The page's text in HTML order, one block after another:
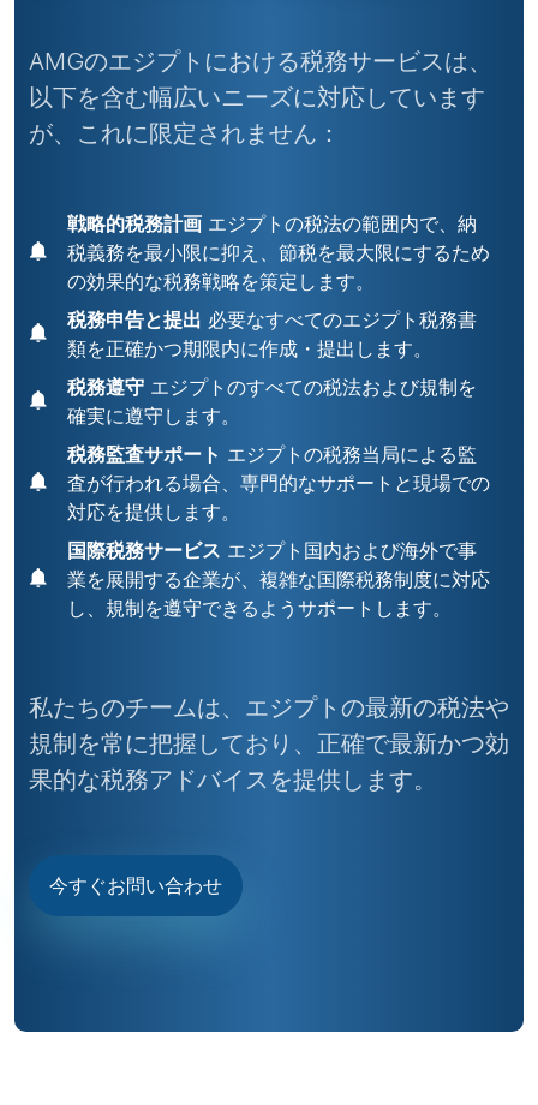
AMGのエジプトにおける税務サービスは、
以下を含む幅広いニーズに対応しています
が、これに限定されません：
戦略的税務計画 エジプトの税法の範囲内で、納
税義務を最小限に抑え、節税を最大限にするため
の効果的な税務戦略を策定します。
税務申告と提出 必要なすべてのエジプト税務書
類を正確かつ期限内に作成・提出します。
税務遵守 エジプトのすべての税法および規制を
確実に遵守します。
税務監査サポート エジプトの税務当局による監
査が行われる場合、専門的なサポートと現場での
対応を提供します。
国際税務サービス エジプト国内および海外で事
業を展開する企業が、複雑な国際税務制度に対応
し、規制を遵守できるようサポートします。
私たちのチームは、エジプトの最新の税法や
規制を常に把握しており、正確で最新かつ効
果的な税務アドバイスを提供します。
今すぐお問い合わせ